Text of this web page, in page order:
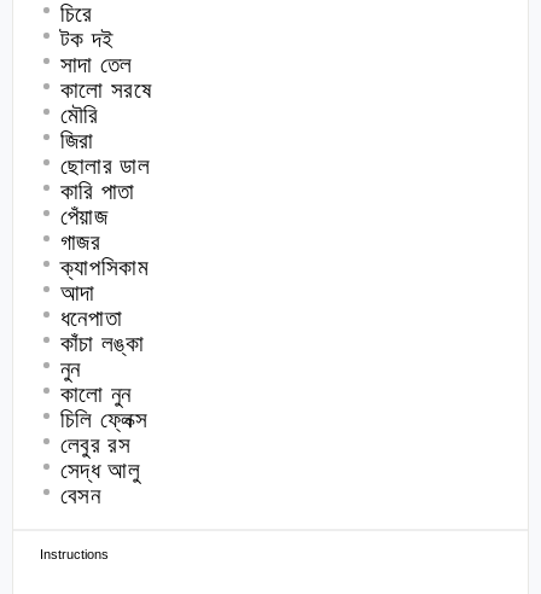
চিরে
টক দই
সাদা তেল
কালো সরষে
মৌরি
জিরা
ছোলার ডাল
কারি পাতা
পেঁয়াজ
গাজর
ক্যাপসিকাম
আদা
ধনেপাতা
কাঁচা লঙ্কা
নুন
কালো নুন
চিলি ফ্লেক্স
লেবুর রস
সেদ্ধ আলু
বেসন
Instructions